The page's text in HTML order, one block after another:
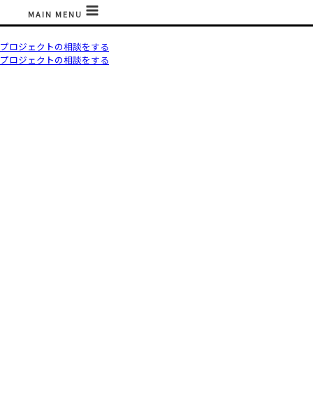
MAIN MENU
プロジェクトの相談をする
プロジェクトの相談をする